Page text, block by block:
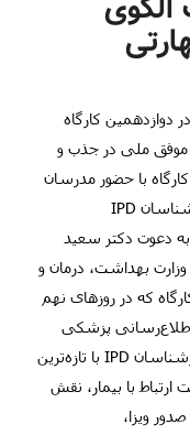
دوازدهمین کارگاه
موفق ملی در جذب و
با حضور مدرسان
IPD
به دعوت دکتر سعید
بهداشت، درمان و
که در روزهای نهم
اطلاع‌رسانی پزشکی
IPDبا تازه‌ترین
با بیمار، نقش
ویزا،